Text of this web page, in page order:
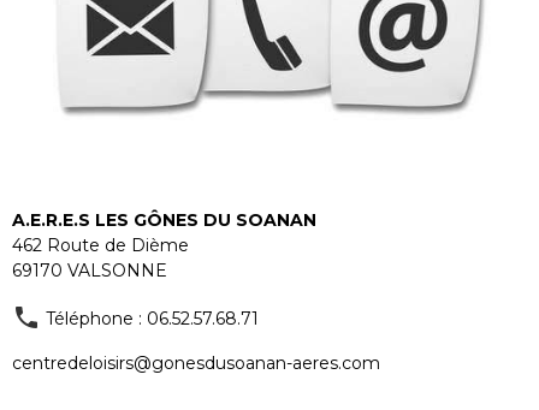
A.E.R.E.S LES GÔNES DU SOANAN
462 Route de Dième
69170 VALSONNE
Téléphone : 06.52.57.68.71
centredeloisirs@gonesdusoanan-aeres.com